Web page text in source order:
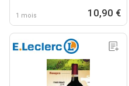
1 mois 10,90 €